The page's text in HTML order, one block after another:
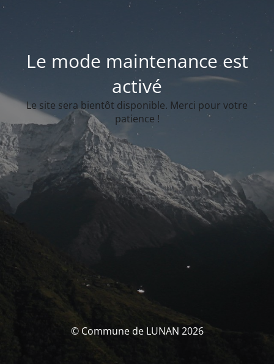
Le mode maintenance est
activé
Le site sera bientôt disponible. Merci pour votre
patience !
© Commune de LUNAN 2026